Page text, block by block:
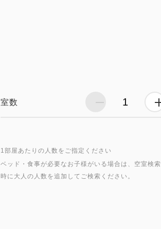
室数
1部屋あたりの人数をご指定ください
ベッド・食事が必要なお子様がいる場合は、空室検索
時に大人の人数を追加してご検索ください。